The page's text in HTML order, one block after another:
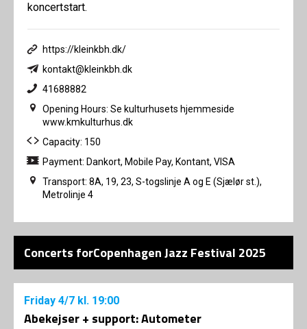
koncertstart.
https://kleinkbh.dk/
kontakt@kleinkbh.dk
41688882
Opening Hours: Se kulturhusets hjemmeside
www.kmkulturhus.dk
Capacity: 150
Payment: Dankort, Mobile Pay, Kontant, VISA
Transport: 8A, 19, 23, S-togslinje A og E (Sjælør st.),
Metrolinje 4
Concerts forCopenhagen Jazz Festival 2025
Friday 4/7 kl. 19:00
Abekejser + support: Autometer